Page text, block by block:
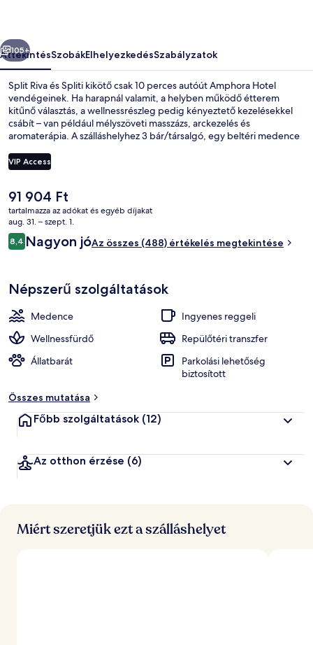
Következő
105+
ÁttekintésSzobákElhelyezkedésSzabályzatok
Split Riva és Spliti kikötő csak 10 perces autóút Amphora Hotel
vendégeinek. Ha harapnál valamit, a helyben működő étterem
kitűnő választás, a wellnessrészleg pedig kényeztető kezelésekkel
csábít – van például mélyszöveti masszázs, arckezelés és
aromaterápia. A szálláshelyhez 3 bár/társalgó, egy beltéri medence
jónak tartják a hely következó jellemzőit: segítőkész személyzet.
VIP Access
A
jelenlegi
ár
91 904 Ft
91 904 Ft
tartalmazza az adókat és egyéb díjakat
aug. 31. – szept. 1.
Értékelések
8,48,4 ennyiből: 10
Nagyon jóAz összes (488) értékelés megtekintése
Népszerű szolgáltatások
Medence
Ingyenes reggeli
Wellnessfürdő
Repülőtéri transzfer
Állatbarát
Parkolási lehetőség
biztosított
Összes mutatása
Főbb szolgáltatások (12)
Az otthon érzése (6)
Miért szeretjük ezt a szálláshelyet